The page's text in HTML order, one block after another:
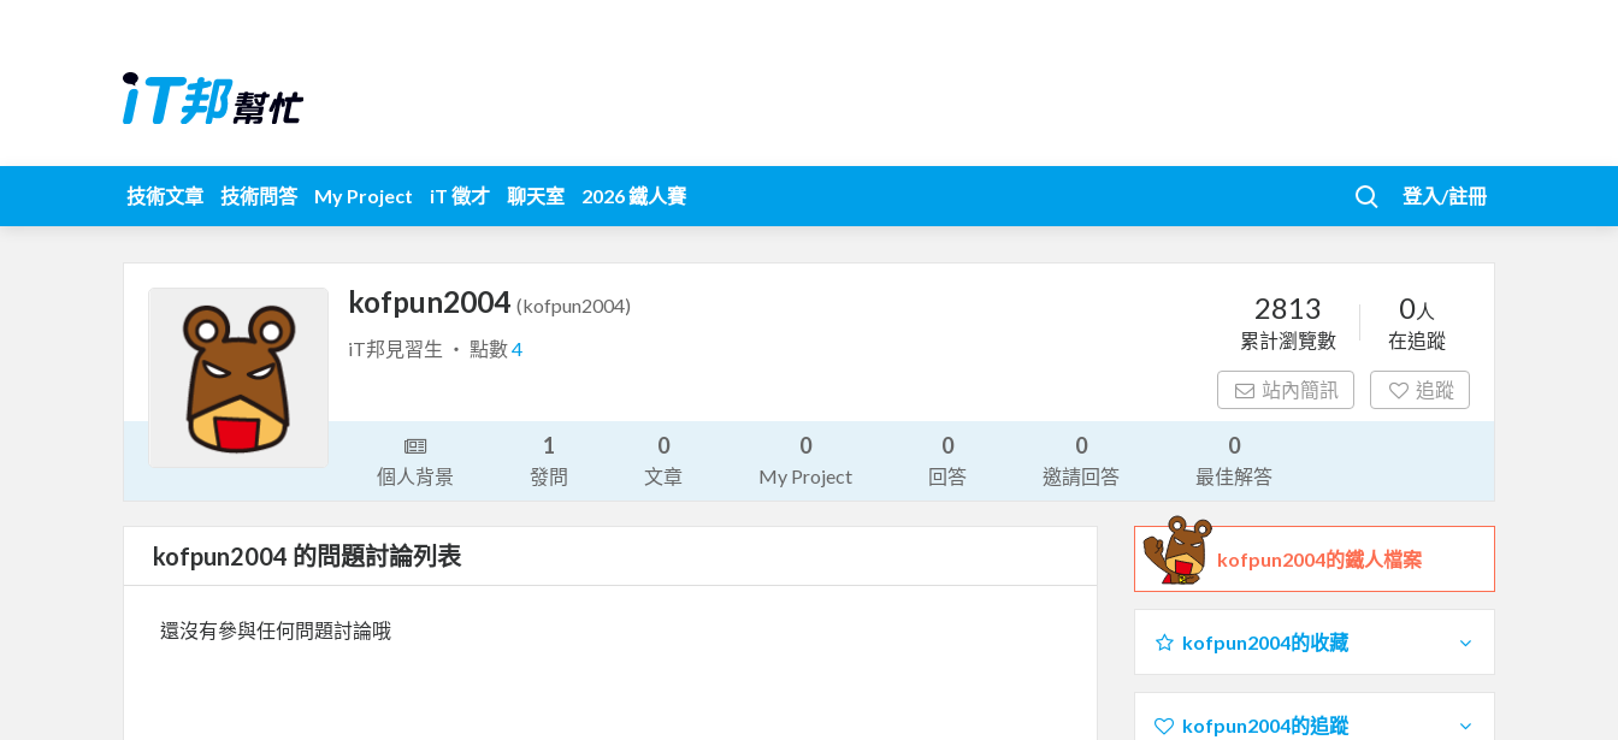
技術文章 技術問答 My Project iT 徵才 聊天室 2026 鐵人賽 登入/註冊
kofpun2004 (kofpun2004)
iT邦見習生 ‧ 點數4
2813
累計瀏覽數
0人
在追蹤
站內簡訊 追蹤
個人背景
1
發問
0
文章
0
My Project
0
回答
0
邀請回答
0
最佳解答
kofpun2004 的問題討論列表
還沒有參與任何問題討論哦
kofpun2004的鐵人檔案
kofpun2004的收藏
kofpun2004的追蹤